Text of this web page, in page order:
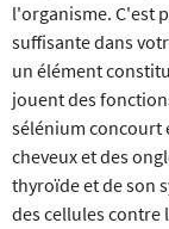
l'organisme. C'est
suffisante dans
un élément
jouent des
sélénium concourt
cheveux et des
thyroïde et de son
des cellules contre